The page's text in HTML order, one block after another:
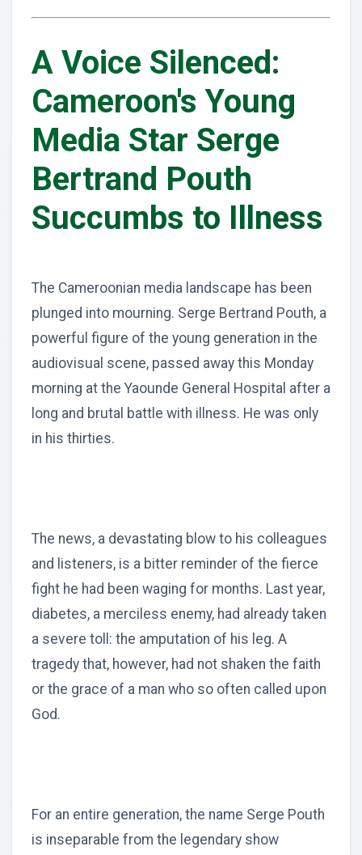
A Voice Silenced:
Cameroon's Young
Media Star Serge
Bertrand Pouth
Succumbs to Illness
The Cameroonian media landscape has been
plunged into mourning. Serge Bertrand Pouth, a
powerful figure of the young generation in the
audiovisual scene, passed away this Monday
morning at the Yaounde General Hospital after a
long and brutal battle with illness. He was only
in his thirties.
The news, a devastating blow to his colleagues
and listeners, is a bitter reminder of the fierce
fight he had been waging for months. Last year,
diabetes, a merciless enemy, had already taken
a severe toll: the amputation of his leg. A
tragedy that, however, had not shaken the faith
or the grace of a man who so often called upon
God.
For an entire generation, the name Serge Pouth
is inseparable from the legendary show